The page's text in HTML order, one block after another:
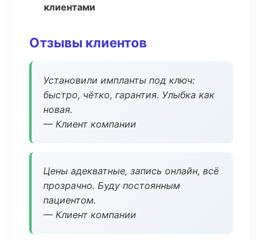
клиентами
Отзывы клиентов
Установили импланты под ключ:
быстро, чётко, гарантия. Улыбка как
новая.
— Клиент компании
Цены адекватные, запись онлайн, всё
прозрачно. Буду постоянным
пациентом.
— Клиент компании